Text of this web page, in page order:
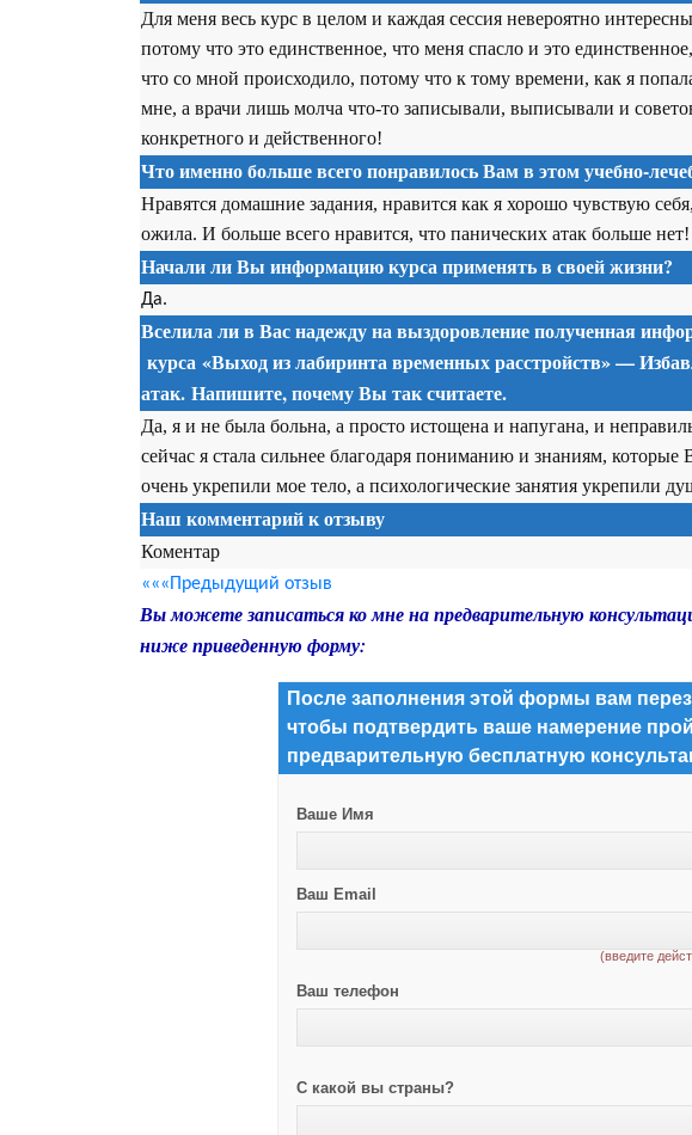
Для меня весь курс в целом и каждая сессия невероятно
потому что это единственное, что меня спасло и это
что со мной происходило, потому что к тому времени, как я
мне, а врачи лишь молча что-то записывали, выписывали и
конкретного и действенного!
Что именно больше всего понравилось Вам в этом учебно-
Нравятся домашние задания, нравится как я хорошо чувствую
ожила. И больше всего нравится, что панических атак больше нет!
Начали ли Вы информацию курса применять в своей жизни?
Да.
Вселила ли в Вас надежду на выздоровление полученная
курса «Выход из лабиринта временных расстройств» —
атак. Напишите, почему Вы так считаете.
Да, я и не была больна, а просто истощена и напугана, и
сейчас я стала сильнее благодаря пониманию и знаниям,
очень укрепили мое тело, а психологические занятия укрепили
Наш комментарий к отзыву
Коментар
«««Предыдущий отзыв
Вы можете записаться ко мне на предварительную
ниже приведенную форму:
После заполнения этой формы вам
чтобы подтвердить ваше намерение
предварительную бесплатную
Ваше Имя
Ваш Email
(введите
Ваш телефон
С какой вы страны?